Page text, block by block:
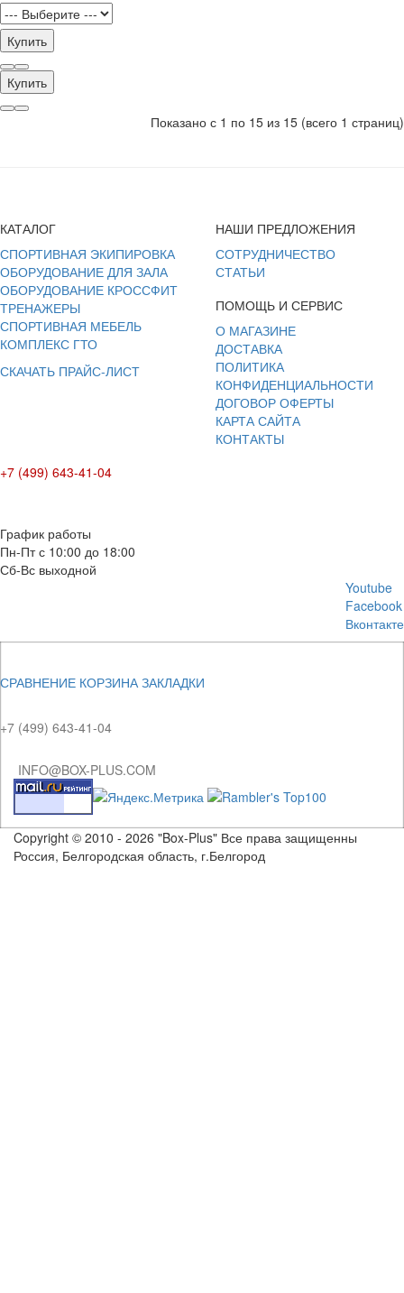
Купить
Купить
Показано с 1 по 15 из 15 (всего 1 страниц)
КАТАЛОГ
СПОРТИВНАЯ ЭКИПИРОВКА
ОБОРУДОВАНИЕ ДЛЯ ЗАЛА
ОБОРУДОВАНИЕ КРОССФИТ
ТРЕНАЖЕРЫ
СПОРТИВНАЯ МЕБЕЛЬ
КОМПЛЕКС ГТО
СКАЧАТЬ ПРАЙС-ЛИСТ
НАШИ ПРЕДЛОЖЕНИЯ
СОТРУДНИЧЕСТВО
СТАТЬИ
ПОМОЩЬ И СЕРВИС
О МАГАЗИНЕ
ДОСТАВКА
ПОЛИТИКА
КОНФИДЕНЦИАЛЬНОСТИ
ДОГОВОР ОФЕРТЫ
КАРТА САЙТА
КОНТАКТЫ
+7 (499) 643-41-04
График работы
Пн-Пт с 10:00 до 18:00
Сб-Вс выходной
Youtube
Facebook
Вконтакте
СРАВНЕНИЕ КОРЗИНАЗАКЛАДКИ
+7 (499) 643-41-04
INFO@BOX-PLUS.COM
Copyright © 2010 - 2026 "Box-Plus" Все права защищенны
Россия, Белгородская область, г.Белгород